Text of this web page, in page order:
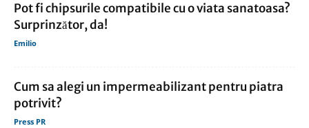
Pot fi chipsurile compatibile cu o viata sanatoasa?
Surprinzător, da!
Emilio
Cum sa alegi un impermeabilizant pentru piatra
potrivit?
Press PR